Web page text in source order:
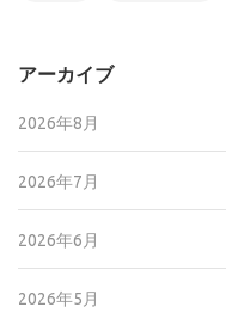
アーカイブ
2026年8月
2026年7月
2026年6月
2026年5月